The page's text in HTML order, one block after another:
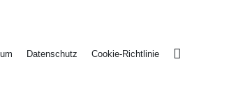
Datenschutz Cookie-Richtlinie